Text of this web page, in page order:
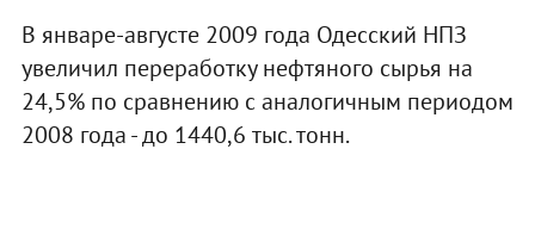
В январе-августе 2009 года Одесский НПЗ
увеличил переработку нефтяного сырья на
24,5% по сравнению с аналогичным периодом
2008 года - до 1440,6 тыс. тонн.